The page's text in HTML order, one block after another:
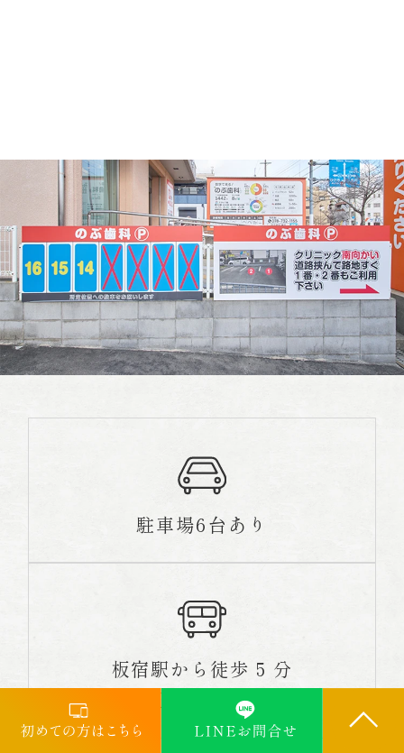
駐車場6台あり
板宿駅から徒歩 5 分
三宮駅から電車 20 分